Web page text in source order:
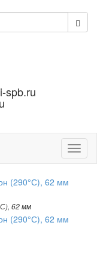
spb.ru
62 мм